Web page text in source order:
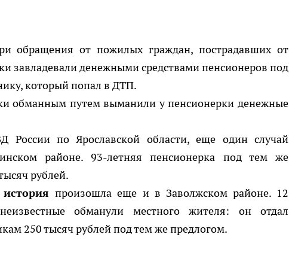
обращения от пожилых граждан, пострадавших от
завладевали денежными средствами пенсионеров под
который попал в ДТП.
обманным путем выманили у пенсионерки денежные
по Ярославской области, еще один случай
районе. 93-летняя пенсионерка под тем же
рублей.
историяпроизошла еще и в Заволжском районе. 12
обманули местного жителя: он отдал
250 тысяч рублей под тем же предлогом.